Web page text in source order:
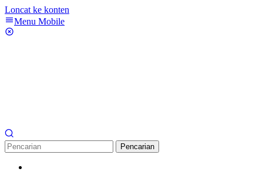
Loncat ke konten
Menu Mobile
Pencarian